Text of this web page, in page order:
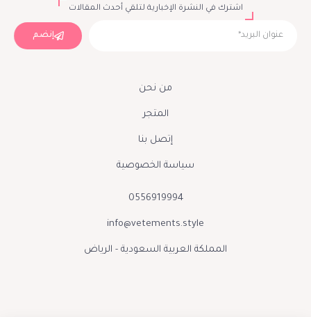
اشترك في النشرة الإخبارية لتلقي أحدث المقالات
إنضم
من نحن
المتجر
إتصل بنا
سياسة الخصوصية
0556919994
info@vetements.style
المملكة العربية السعودية - الرياض